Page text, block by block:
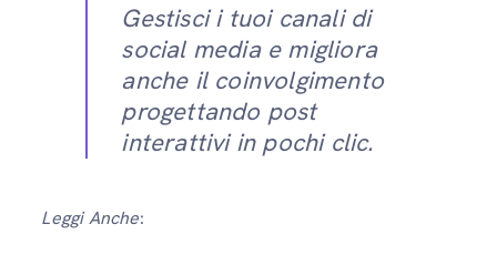
Gestisci i tuoi canali di
social media e migliora
anche il coinvolgimento
progettando post
interattivi in ​​pochi clic.
Leggi Anche: